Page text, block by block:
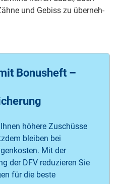
und Ge­biss zu über­neh­
Bonusheft –
höhere Zuschüsse
bleiben bei
Mit der
der DFV reduzieren Sie
für die beste